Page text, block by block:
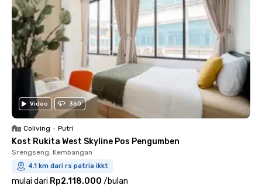
Video 360
Coliving • Putri
Kost Rukita West Skyline Pos Pengumben
Srengseng, Kembangan
4.1 km dari rs patria ikkt
mulai dari Rp2.118.000 /bulan